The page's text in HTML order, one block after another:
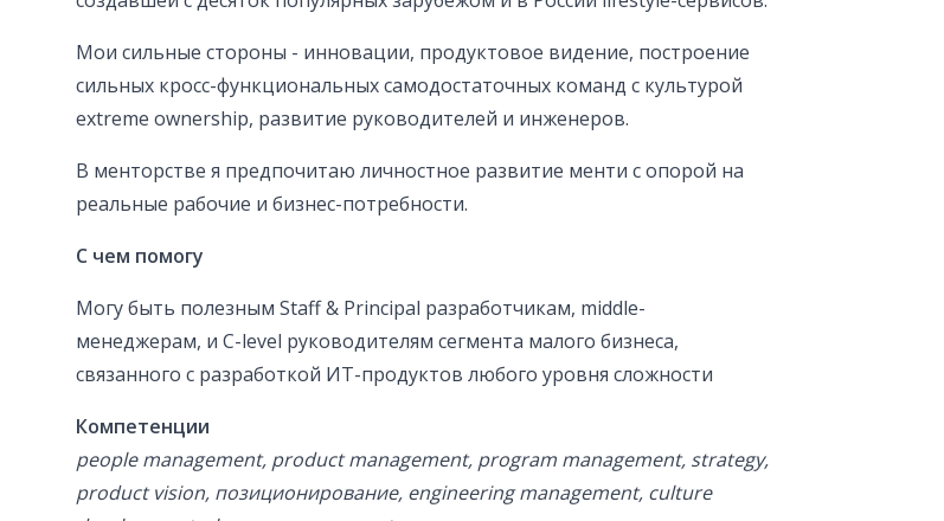
Мои сильные стороны - инновации, продуктовое видение, построение
сильных кросс-функциональных самодостаточных команд с культурой
extreme ownership, развитие руководителей и инженеров.
В менторстве я предпочитаю личностное развитие менти с опорой на
реальные рабочие и бизнес-потребности.
С чем помогу
Могу быть полезным Staff & Principal разработчикам, middle-
менеджерам, и C-level руководителям сегмента малого бизнеса,
связанного с разработкой ИТ-продуктов любого уровня сложности
Компетенции
people management, product management, program management, strategy,
product vision, позиционирование, engineering management, culture